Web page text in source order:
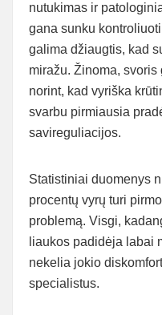
nutukimas ir
gana sunku
galima džiaugtis, kad
miražu. Žinoma,
norint, kad vyriška
svarbu pirmiausia
savireguliacijos.
Statistiniai duomenys
procentų vyrų turi
problemą. Visgi,
liaukos padidėja labai
nekelia jokio
specialistus.